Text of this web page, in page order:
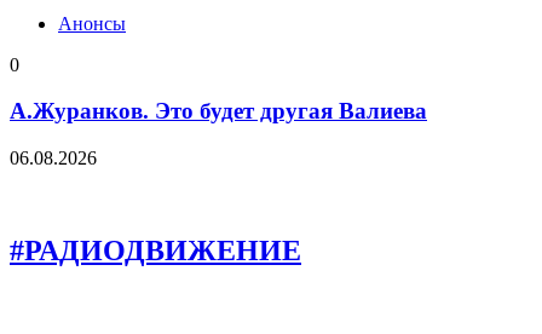
Анонсы
0
А.Журанков. Это будет другая Валиева
06.08.2026
#РАДИОДВИЖЕНИЕ